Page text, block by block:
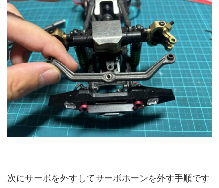
次にサーボを外すしてサーボホーンを外す手順です